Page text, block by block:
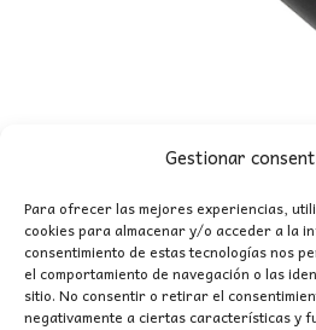
Gestionar
Para ofrecer las mejores experiencias,
cookies para almacenar y/o acceder a la
consentimiento de estas tecnologías nos
el comportamiento de navegación o las
sitio. No consentir o retirar el
negativamente a ciertas características y
FOCO CARRIL
5,50€